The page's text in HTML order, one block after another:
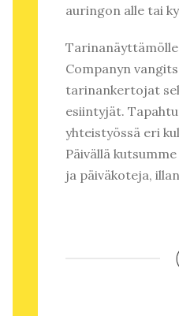
auringon alle tai
Tarinanäyttämölle
Companyn
tarinankertojat
esiintyjät.
yhteistyössä eri
Päivällä
ja päiväkoteja,